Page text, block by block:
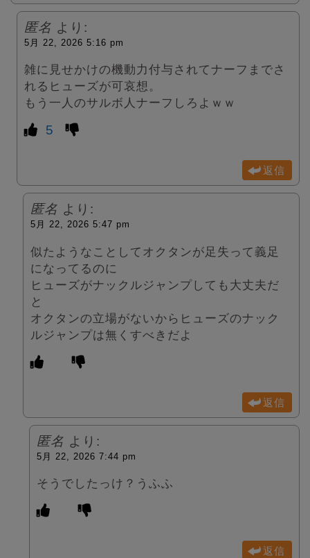
匿名 より:
5月 22, 2026 5:16 pm
雑に見せかけの機動力付与されてナーフまでさ
れるヒューズが可哀想。
もう一人のサルボ人ナーフしろよｗｗ
5
返信
匿名 より:
5月 22, 2026 5:47 pm
似たようなことしてオクタンが足失って義足
になってるのに
ヒューズがナックルジャンプしても大丈夫だ
と
オクタンの立場がないからヒューズのナック
ルジャンプは無くすべきだよ
返信
匿名 より:
5月 22, 2026 7:44 pm
そうでしたっけ？うふふ
返信